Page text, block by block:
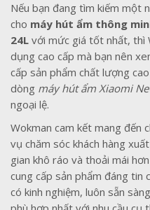
Nếu bạn đang tìm kiếm một
cho máy hút ẩm thông
24L với mức giá tốt nhất, thì
dụng cao cấp mà bạn nên
cấp sản phẩm chất lượng
dòng máy hút ẩm Xiaomi
ngoại lệ.
Wokman cam kết mang đến
vụ chăm sóc khách hàng
gian khô ráo và thoải mái
cung cấp sản phẩm đáng tin
có kinh nghiệm, luôn sẵn